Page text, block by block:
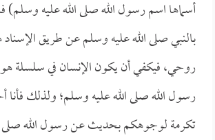
أسماها اسم رسول الله صلى الله عليه وسلم)
بالنبي صلى الله عليه وسلم عن طريق
روحي، فيكفي أن يكون الإنسان في سلسلة هو
رسول الله صلى الله عليه وسلم؛ ولذلك فأنا
تكرمة لوجوهكم بحديث عن رسول الله صلى